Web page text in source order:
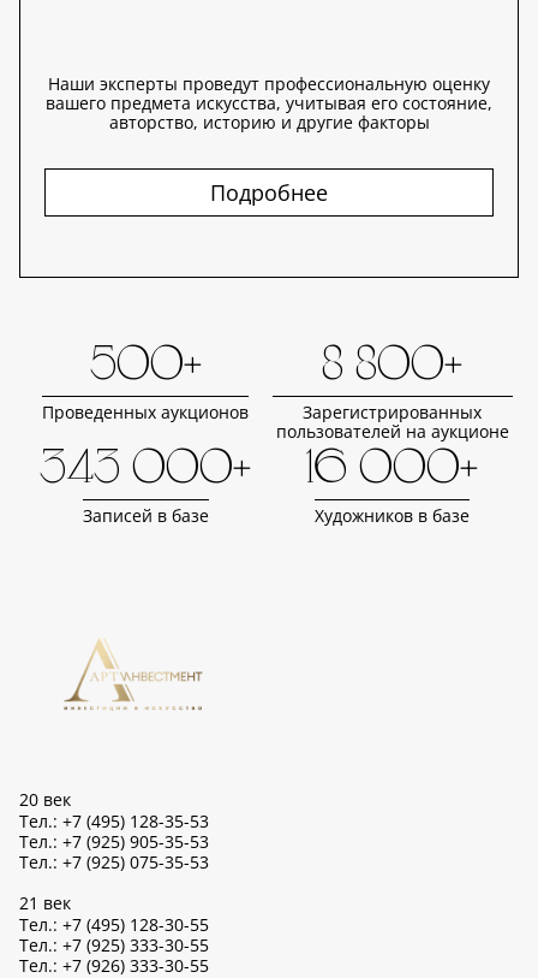
Наши эксперты проведут профессиональную оценку
вашего предмета искусства, учитывая его состояние,
авторство, историю и другие факторы
Подробнее
500+
Проведенных аукционов
8 800+
Зарегистрированных
пользователей на аукционе
343 000+
Записей в базе
16 000+
Художников в базе
20 век
Тел.: +7 (495) 128-35-53
Тел.: +7 (925) 905-35-53
Тел.: +7 (925) 075-35-53
21 век
Тел.: +7 (495) 128-30-55
Тел.: +7 (925) 333-30-55
Тел.: +7 (926) 333-30-55